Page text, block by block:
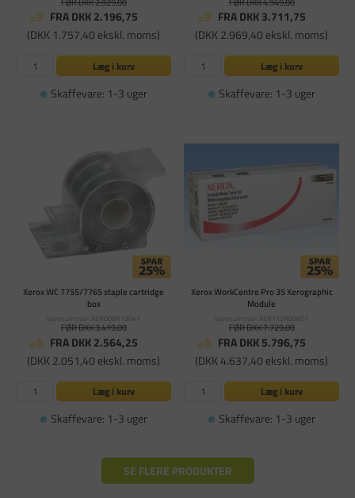
FRA DKK 2.196,75
(DKK 1.757,40 ekskl. moms)
Læg i kurv
Skaffevare: 1-3 uger
FRA DKK 3.711,75
(DKK 2.969,40 ekskl. moms)
Læg i kurv
Skaffevare: 1-3 uger
Xerox WC 7755/7765 staple cartridge
box
Varenummer: XER008R13041
FØR DKK 3.419,00
FRA DKK 2.564,25
(DKK 2.051,40 ekskl. moms)
Læg i kurv
Skaffevare: 1-3 uger
Xerox WorkCentre Pro 35 Xerographic
Module
Varenummer: XER113R00607
FØR DKK 7.729,00
FRA DKK 5.796,75
(DKK 4.637,40 ekskl. moms)
Læg i kurv
Skaffevare: 1-3 uger
SE FLERE PRODUKTER